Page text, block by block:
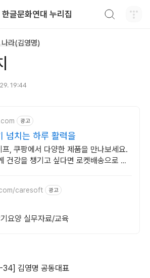
한글문화연대 누리집
라(김영명)
19:44
광고
넘치는 하루 활력을
, 쿠팡에서 다양한 제품을 만나보세요.
건강을 챙기고 싶다면 로켓배송으로 받
caresoft 광고
요양 실무자료/교육
34] 김영명 공동대표